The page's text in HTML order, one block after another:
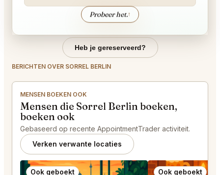
Probeer het.↑
Heb je gereserveerd?
BERICHTEN OVER SORREL BERLIN
MENSEN BOEKEN OOK
Mensen die Sorrel Berlin boeken,
boeken ook
Gebaseerd op recente AppointmentTrader activiteit.
Verken verwante locaties
Ook geboekt Ook geboekt